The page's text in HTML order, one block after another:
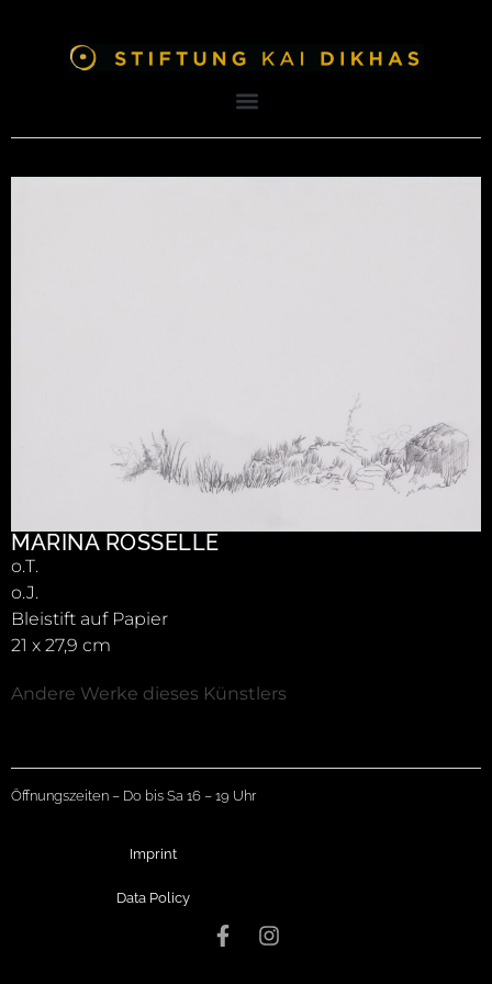
MARINA ROSSELLE
o.T.
o.J.
Bleistift auf Papier
21 x 27,9 cm
Andere Werke dieses Künstlers
Öffnungszeiten – Do bis Sa 16 – 19 Uhr
Imprint
Data Policy